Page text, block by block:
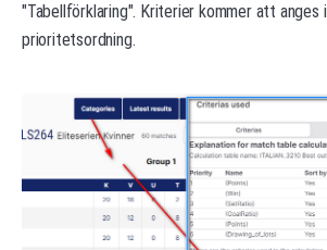
"Tabellförklaring". Kriterier kommer att anges i
prioritetsordning.